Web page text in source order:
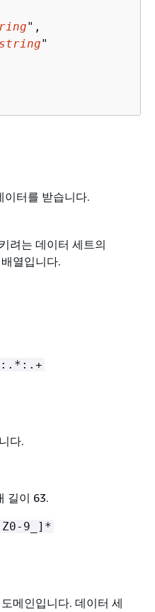
",
string"
이터를 받습니다.
려는 데이터 세트의
열입니다.
다.
길이 63.
9_]*
메인입니다. 데이터 세